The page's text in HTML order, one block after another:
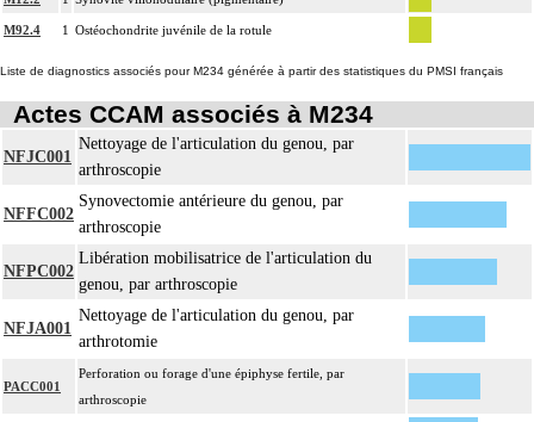
M92.4 1 Ostéochondrite juvénile de la rotule
Liste de diagnostics associés pour M234 générée à partir des statistiques du PMSI français
Actes CCAM associés à M234
NFJC001
Nettoyage de l'articulation du genou, par
arthroscopie
NFFC002
Synovectomie antérieure du genou, par
arthroscopie
NFPC002
Libération mobilisatrice de l'articulation du
genou, par arthroscopie
NFJA001
Nettoyage de l'articulation du genou, par
arthrotomie
PACC001
Perforation ou forage d'une épiphyse fertile, par
arthroscopie